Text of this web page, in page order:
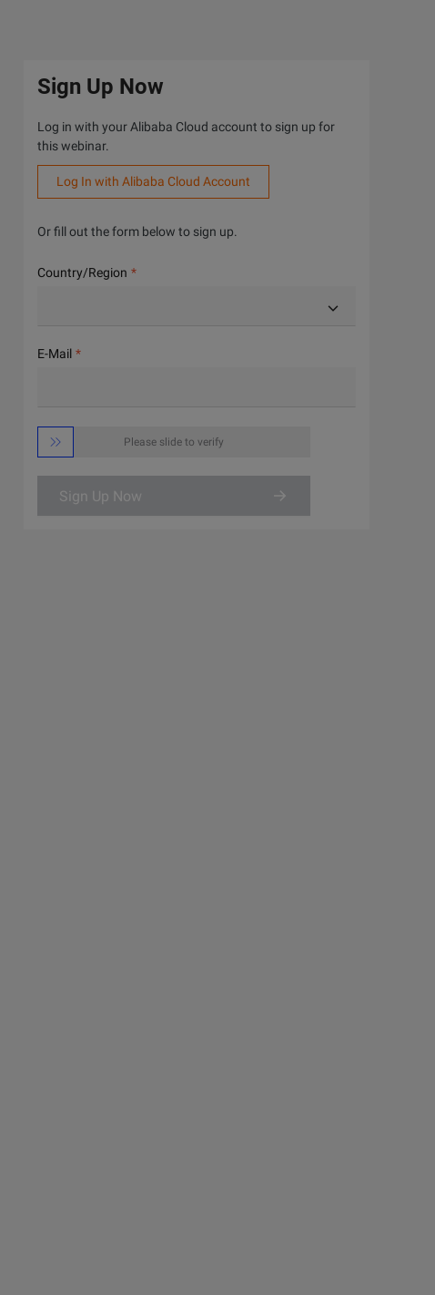
Sign Up Now
Log in with your Alibaba Cloud account to sign up for
this webinar.
Log In with Alibaba Cloud Account
Or fill out the form below to sign up.
Country/Region
E-Mail
 Please slide to verify
Sign Up Now